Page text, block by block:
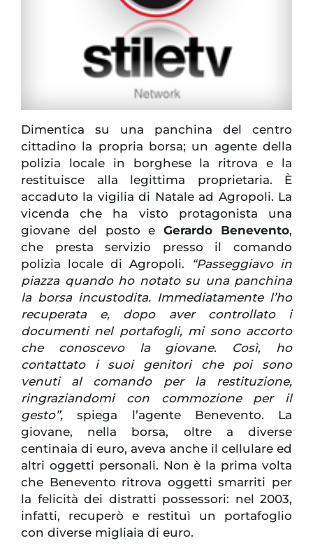
Dimentica su una panchina del centro
cittadino la propria borsa; un agente della
polizia locale in borghese la ritrova e la
restituisce alla legittima proprietaria. È
accaduto la vigilia di Natale ad Agropoli. La
vicenda che ha visto protagonista una
giovane del posto eGerardo Benevento,
che presta servizio presso il comando
polizia locale di Agropoli.
“Passeggiavo in
piazza quando ho notato su una panchina
la borsa incustodita. Immediatamente l’ho
recuperata e, dopo aver controllato i
documenti nel portafogli, mi sono accorto
che conoscevo la giovane. Così, ho
contattato i suoi genitori che poi sono
venuti al comando per la restituzione,
ringraziandomi con commozione per il
gesto”, spiega l’agente Benevento. La
giovane, nella borsa, oltre a diverse
centinaia di euro, aveva anche il cellulare ed
altri oggetti personali. Non è la prima volta
che Benevento ritrova oggetti smarriti per
la felicità dei distratti possessori: nel 2003,
infatti, recuperò e restituì un portafoglio
con diverse migliaia di euro.